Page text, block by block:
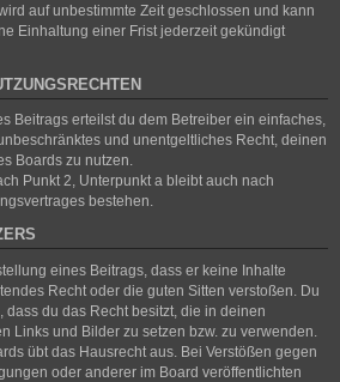
auf unbestimmte Zeit geschlossen und kann
Einhaltung einer Frist jederzeit gekündigt
Beitrags erteilst du dem Betreiber ein einfaches,
und unentgeltliches Recht, deinen
Boards zu nutzen.
Punkt 2, Unterpunkt a bleibt auch nach
bestehen.
eines Beitrags, dass er keine Inhalte
Recht oder die guten Sitten verstoßen. Du
dass du das Recht besitzt, die in deinen
Links und Bilder zu setzen bzw. zu verwenden.
übt das Hausrecht aus. Bei Verstößen gegen
oder anderer im Board veröffentlichten